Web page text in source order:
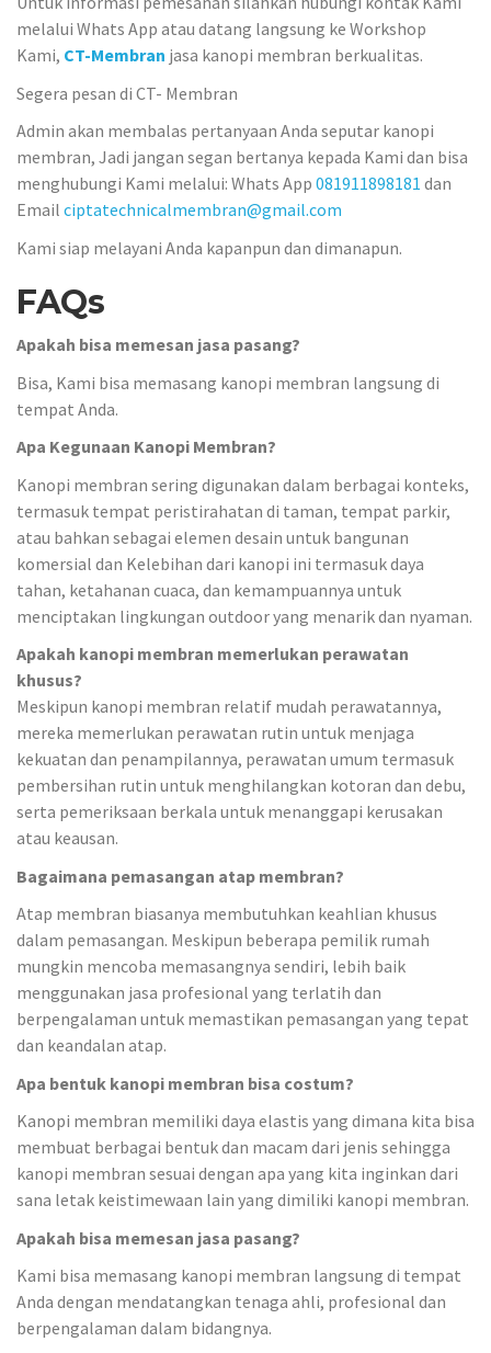
melalui Whats App atau datang langsung ke Workshop
Kami, CT-Membran jasa kanopi membran berkualitas.
Segera pesan di CT- Membran
Admin akan membalas pertanyaan Anda seputar kanopi
membran, Jadi jangan segan bertanya kepada Kami dan bisa
menghubungi Kami melalui: Whats App 081911898181 dan
Email ciptatechnicalmembran@gmail.com
Kami siap melayani Anda kapanpun dan dimanapun.
FAQs
Apakah bisa memesan jasa pasang?
Bisa, Kami bisa memasang kanopi membran langsung di
tempat Anda.
Apa Kegunaan Kanopi Membran?
Kanopi membran sering digunakan dalam berbagai konteks,
termasuk tempat peristirahatan di taman, tempat parkir,
atau bahkan sebagai elemen desain untuk bangunan
komersial dan Kelebihan dari kanopi ini termasuk daya
tahan, ketahanan cuaca, dan kemampuannya untuk
menciptakan lingkungan outdoor yang menarik dan nyaman.
Apakah kanopi membran memerlukan perawatan
khusus?
Meskipun kanopi membran relatif mudah perawatannya,
mereka memerlukan perawatan rutin untuk menjaga
kekuatan dan penampilannya, perawatan umum termasuk
pembersihan rutin untuk menghilangkan kotoran dan debu,
serta pemeriksaan berkala untuk menanggapi kerusakan
atau keausan.
Bagaimana pemasangan atap membran?
Atap membran biasanya membutuhkan keahlian khusus
dalam pemasangan. Meskipun beberapa pemilik rumah
mungkin mencoba memasangnya sendiri, lebih baik
menggunakan jasa profesional yang terlatih dan
berpengalaman untuk memastikan pemasangan yang tepat
dan keandalan atap.
Apa bentuk kanopi membran bisa costum?
Kanopi membran memiliki daya elastis yang dimana kita bisa
membuat berbagai bentuk dan macam dari jenis sehingga
kanopi membran sesuai dengan apa yang kita inginkan dari
sana letak keistimewaan lain yang dimiliki kanopi membran.
Apakah bisa memesan jasa pasang?
Kami bisa memasang kanopi membran langsung di tempat
Anda dengan mendatangkan tenaga ahli, profesional dan
berpengalaman dalam bidangnya.